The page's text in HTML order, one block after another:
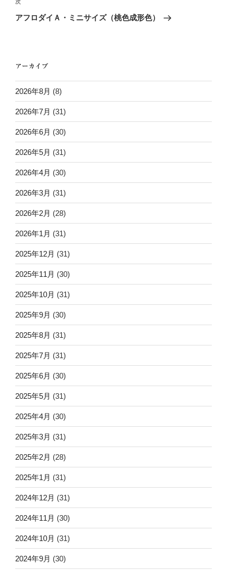
ゲ
ン
稿
次
の
次
アフロダイＡ・ミニサイズ（桃色成形色）
アーカイブ
2026年8月 (8)
2026年7月 (31)
2026年6月 (30)
2026年5月 (31)
2026年4月 (30)
2026年3月 (31)
2026年2月 (28)
2026年1月 (31)
2025年12月 (31)
2025年11月 (30)
2025年10月 (31)
2025年9月 (30)
2025年8月 (31)
2025年7月 (31)
2025年6月 (30)
2025年5月 (31)
2025年4月 (30)
2025年3月 (31)
2025年2月 (28)
2025年1月 (31)
2024年12月 (31)
2024年11月 (30)
2024年10月 (31)
2024年9月 (30)